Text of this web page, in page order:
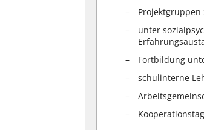
unter
Fortbildung
schulinterne